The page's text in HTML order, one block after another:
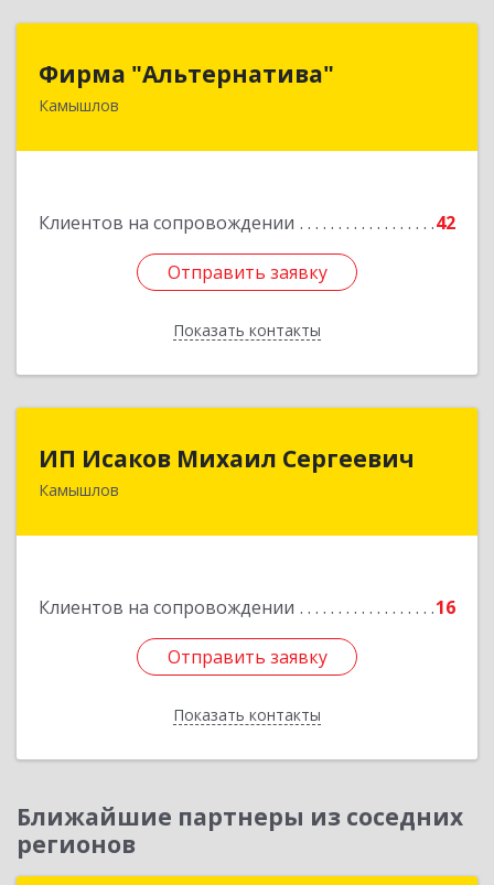
Фирма "Альтернатива"
Камышлов
Клиентов на сопровождении 42
Отправить заявку
Показать контакты
624860, Свердловская обл, Камышлов г, Ленина
Отправить заявку
Назад
ИП Исаков Михаил Сергеевич
Камышлов
Клиентов на сопровождении 16
Отправить заявку
Показать контакты
624860, Свердловская обл, Камышлов г, Ленина
Отправить заявку
Назад
Ближайшие партнеры из соседних
регионов